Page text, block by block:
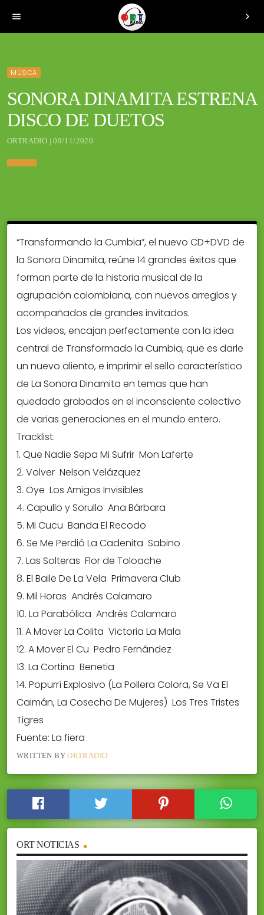
menu chevron_right
MÚSICA
SONORA DINAMITA ESTRENA
DISCO DE DUETOS
ORTRADIO | 09/11/2020
“Transformando la Cumbia”, el nuevo CD+DVD de
la Sonora Dinamita, reúne 14 grandes éxitos que
forman parte de la historia musical de la
agrupación colombiana, con nuevos arreglos y
acompañados de grandes invitados.
Los videos, encajan perfectamente con la idea
central de Transformado la Cumbia, que es darle
un nuevo aliento, e imprimir el sello característico
de La Sonora Dinamita en temas que han
quedado grabados en el inconsciente colectivo
de varias generaciones en el mundo entero.
Tracklist:
1. Que Nadie Sepa Mi Sufrir  Mon Laferte
2. Volver  Nelson Velázquez
3. Oye  Los Amigos Invisibles
4. Capullo y Sorullo  Ana Bárbara
5. Mi Cucu  Banda El Recodo
6. Se Me Perdió La Cadenita  Sabino
7. Las Solteras  Flor de Toloache
8. El Baile De La Vela  Primavera Club
9. Mil Horas  Andrés Calamaro
10. La Parabólica  Andrés Calamaro
11. A Mover La Colita  Victoria La Mala
12. A Mover El Cu  Pedro Fernández
13. La Cortina  Benetia
14. Popurrí Explosivo (La Pollera Colora, Se Va El
Caimán, La Cosecha De Mujeres)  Los Tres Tristes
Tigres
Fuente: La fiera
WRITTEN BYORTRADIO
ORT NOTICIAS